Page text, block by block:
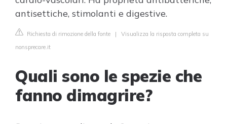
antisettiche, stimolanti e digestive.
Richiesta di rimozione della fonte | Visualizza la risposta completa su
nonsprecare.it
Quali sono le spezie che
fanno dimagrire?